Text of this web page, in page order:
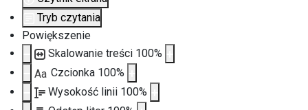
Tryb czytania
Powiększenie
Skalowanie treści 100%
Aa Czcionka 100%
Wysokość linii 100%